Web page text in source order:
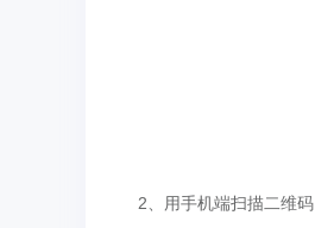
2、用手机端扫描二维码